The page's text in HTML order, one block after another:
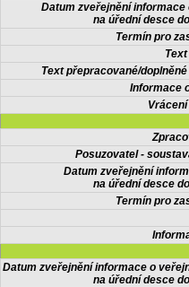
Datum zveřejnění informace
na úřední desce
Termín pro
Text přepracované/
Informace
Posuzovatel -
Datum zveřejnění
na úřední desce
Termín pro
Datum zveřejnění informace o
na úřední desce